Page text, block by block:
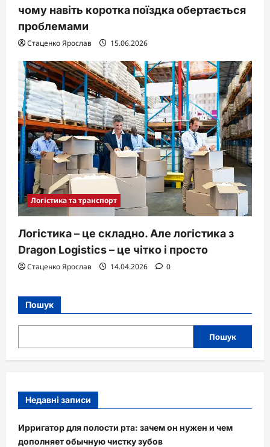
чому навіть коротка поїздка обертається
проблемами
Стаценко Ярослав 15.06.2026
Логістика та транспорт
Логістика – це складно. Але логістика з
Dragon Logistics – це чітко і просто
Стаценко Ярослав 14.04.2026 0
Пошук
Пошук
Недавні записи
Ирригатор для полости рта: зачем он нужен и чем
дополняет обычную чистку зубов